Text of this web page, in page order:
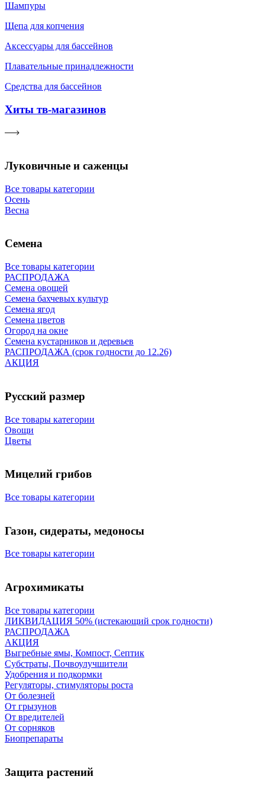
Шампуры
Щепа для копчения
Аксессуары для бассейнов
Плавательные принадлежности
Средства для бассейнов
Хиты тв-магазинов
Луковичные и саженцы
Все товары категории
Осень
Весна
Семена
Все товары категории
РАСПРОДАЖА
Семена овощей
Семена бахчевых культур
Семена ягод
Семена цветов
Огород на окне
Семена кустарников и деревьев
РАСПРОДАЖА (срок годности до 12.26)
АКЦИЯ
Русский размер
Все товары категории
Овощи
Цветы
Мицелий грибов
Все товары категории
Газон, сидераты, медоносы
Все товары категории
Агрохимикаты
Все товары категории
ЛИКВИДАЦИЯ 50% (истекающий срок годности)
РАСПРОДАЖА
АКЦИЯ
Выгребные ямы, Компост, Септик
Субстраты, Почвоулучшители
Удобрения и подкормки
Регуляторы, стимуляторы роста
От болезней
От грызунов
От вредителей
От сорняков
Биопрепараты
Защита растений